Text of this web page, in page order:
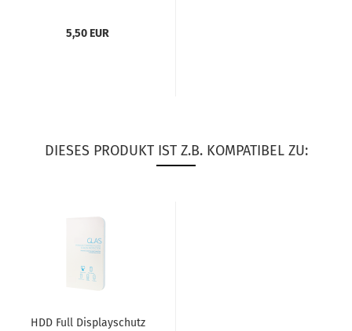
5,50 EUR
DIESES PRODUKT IST Z.B. KOMPATIBEL ZU:
HDD Full Dis­play­schutz